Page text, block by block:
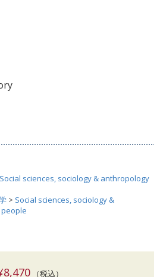
Social sciences, sociology & anthropology
> Social sciences, sociology &
（税込）